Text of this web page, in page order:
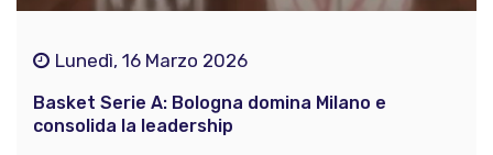
Lunedì, 16 Marzo 2026
Basket Serie A: Bologna domina Milano e
consolida la leadership